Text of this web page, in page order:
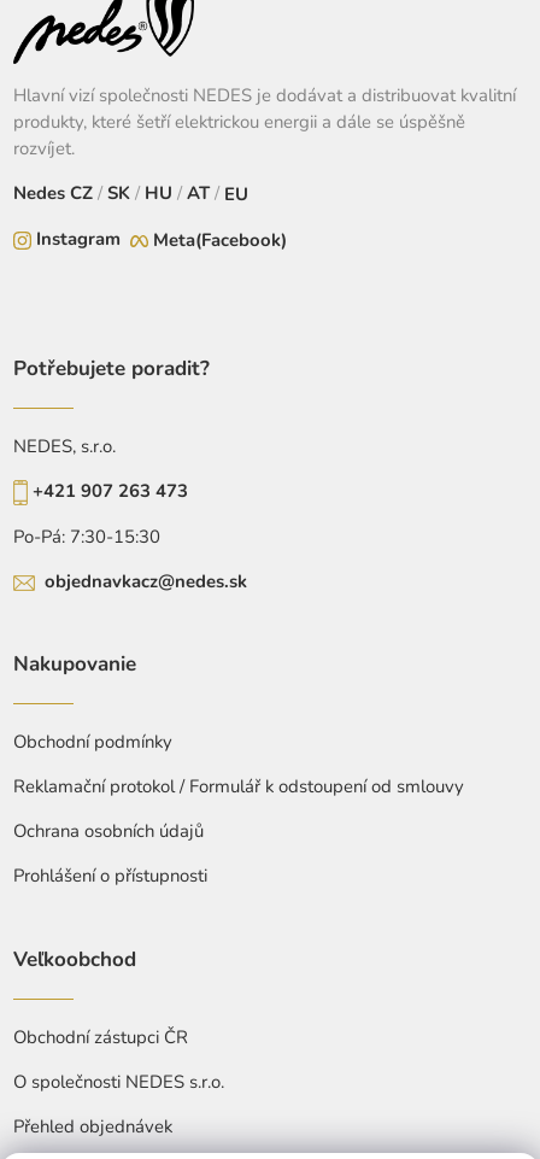
Hlavní vizí společnosti NEDES je dodávat a distribuovat kvalitní
produkty, které šetří elektrickou energii a dále se úspěšně
rozvíjet.
NedesCZ/SK/HU /AT/ EU
Instagram
Meta(Facebook)
Potřebujete poradit?
NEDES, s.r.o.
+421 907 263 473
Po-Pá: 7:30-15:30
objednavkacz@nedes.sk
Nakupovanie
Obchodní podmínky
Reklamační protokol / Formulář k odstoupení od smlouvy
Ochrana osobních údajů
Prohlášení o přístupnosti
Veľkoobchod
Obchodní zástupci ČR
O společnosti NEDES s.r.o.
Přehled objednávek